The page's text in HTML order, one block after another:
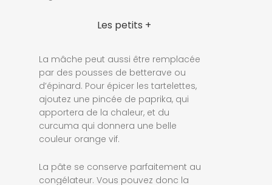
Les petits +
La mâche peut aussi être remplacée
par des pousses de betterave ou
d’épinard. Pour épicer les tartelettes,
ajoutez une pincée de paprika, qui
apportera de la chaleur, et du
curcuma qui donnera une belle
couleur orange vif.
La pâte se conserve parfaitement au
congélateur. Vous pouvez donc la